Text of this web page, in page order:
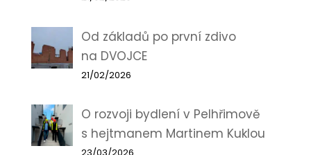
Od základů po první zdivo
na DVOJCE
21/02/2026
O rozvoji bydlení v Pelhřimově
s hejtmanem Martinem Kuklou